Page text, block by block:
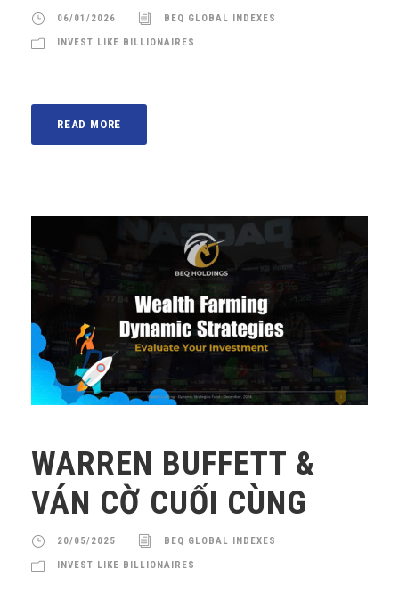
06/01/2026 BEQ GLOBAL INDEXES
INVEST LIKE BILLIONAIRES
READ MORE
WARREN BUFFETT &
VÁN CỜ CUỐI CÙNG
20/05/2025 BEQ GLOBAL INDEXES
INVEST LIKE BILLIONAIRES